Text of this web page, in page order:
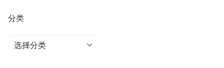
分类
分